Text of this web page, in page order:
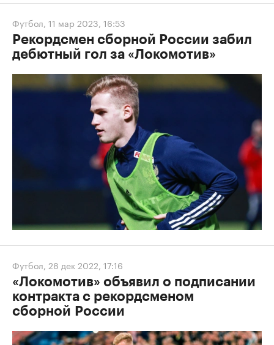
Футбол, 11 мар 2023, 16:53
Рекордсмен сборной России забил
дебютный гол за «Локомотив»
Футбол, 28 дек 2022, 17:16
«Локомотив» объявил о подписании
контракта с рекордсменом
сборной России